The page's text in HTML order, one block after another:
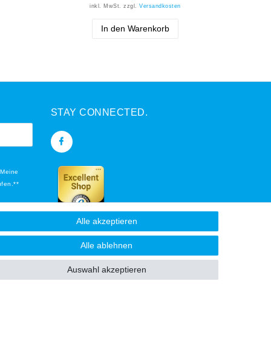
inkl. MwSt. zzgl.Versandkosten
In den Warenkorb
STAY CONNECTED.
Alle akzeptieren
Alle ablehnen
Auswahl akzeptieren